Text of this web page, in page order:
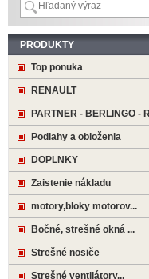
PRODUKTY
Top ponuka
RENAULT
PARTNER - BERLINGO -
Podlahy a obloženia
DOPLNKY
Zaistenie nákladu
motory,bloky motorov...
Bočné, strešné okná ...
Strešné nosiče
Strešné ventilátory...